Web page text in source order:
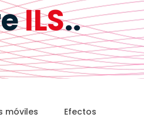
ILS..
móviles
Efectos